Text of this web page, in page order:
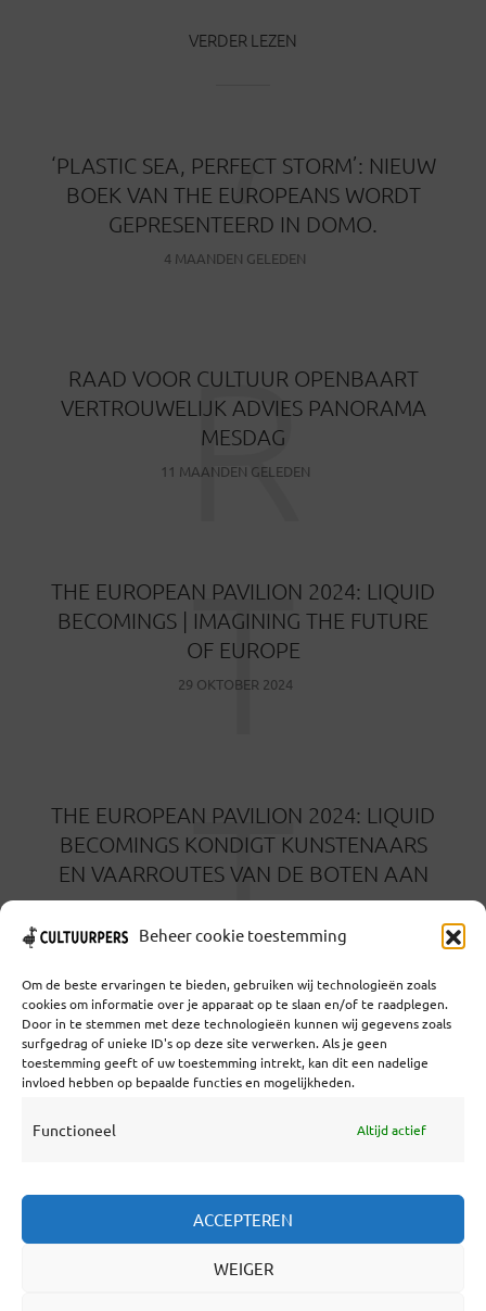
Beheer cookie toestemming
Om de beste ervaringen te bieden, gebruiken wij technologieën zoals
cookies om informatie over je apparaat op te slaan en/of te raadplegen.
Door in te stemmen met deze technologieën kunnen wij gegevens zoals
surfgedrag of unieke ID's op deze site verwerken. Als je geen
toestemming geeft of uw toestemming intrekt, kan dit een nadelige
invloed hebben op bepaalde functies en mogelijkheden.
Functioneel Altijd actief
ACCEPTEREN
WEIGER
VERDER LEZEN
‘PLASTIC SEA, PERFECT STORM’: NIEUW
BOEK VAN THE EUROPEANS WORDT
GEPRESENTEERD IN DOMO.
4 MAANDEN GELEDEN
‘
RAAD VOOR CULTUUR OPENBAART
VERTROUWELIJK ADVIES PANORAMA
MESDAG
11 MAANDEN GELEDEN
R
THE EUROPEAN PAVILION 2024: LIQUID
BECOMINGS | IMAGINING THE FUTURE
OF EUROPE
29 OKTOBER 2024
T
THE EUROPEAN PAVILION 2024: LIQUID
BECOMINGS KONDIGT KUNSTENAARS
EN VAARROUTES VAN DE BOTEN AAN
T
Coöperatief Cultureel Persbureau U.A. | Salzburg 29 |
3524KS Utrecht | KvK: 55573592 |Btw: